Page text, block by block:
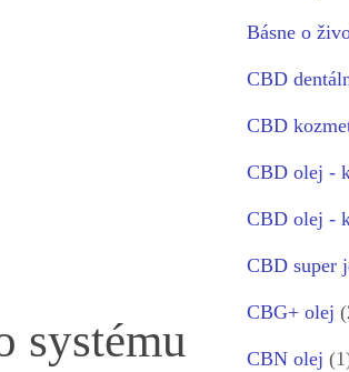
systému
Básne o
CBD
CBD
CBD olej -
CBD olej -
CBD super
CBG+ olej
CBN olej